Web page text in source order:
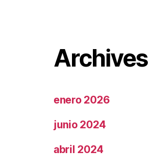
Archives
enero 2026
junio 2024
abril 2024